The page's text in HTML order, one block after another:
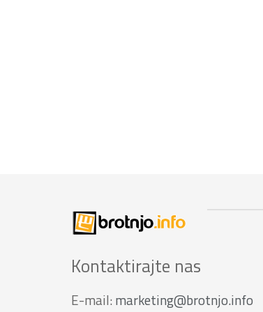
Kontaktirajte nas
E-mail: marketing@brotnjo.info